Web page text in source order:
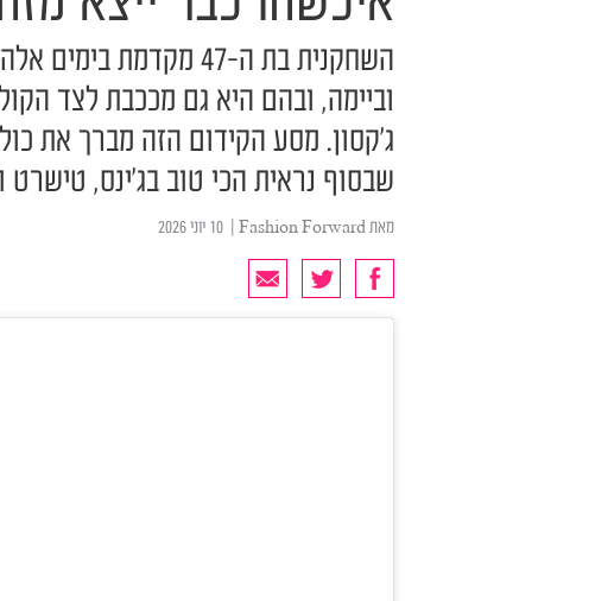
השחקנית בת ה-47
וביימה, ובהם היא גם מככבת לצד
ג'קסון. מסע הקידום הזה מברך את
שבסוף נראית הכי טוב בג'ינס,
מאתFashion Forward